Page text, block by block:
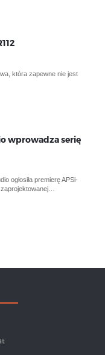
która zapewne nie jest
wprowadza serię
ogłosiła premierę APSi-